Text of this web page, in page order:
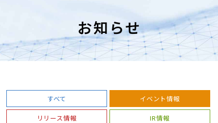
お知らせ
すべて イベント情報
リリース情報 IR情報